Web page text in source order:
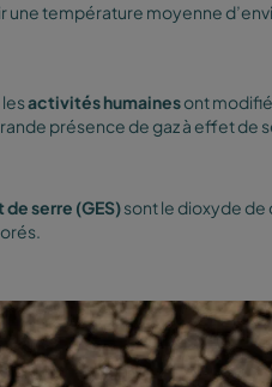
température moyenne
activités humainesont
présence de gaz à effet de
serre (GES)sont le dioxyde de